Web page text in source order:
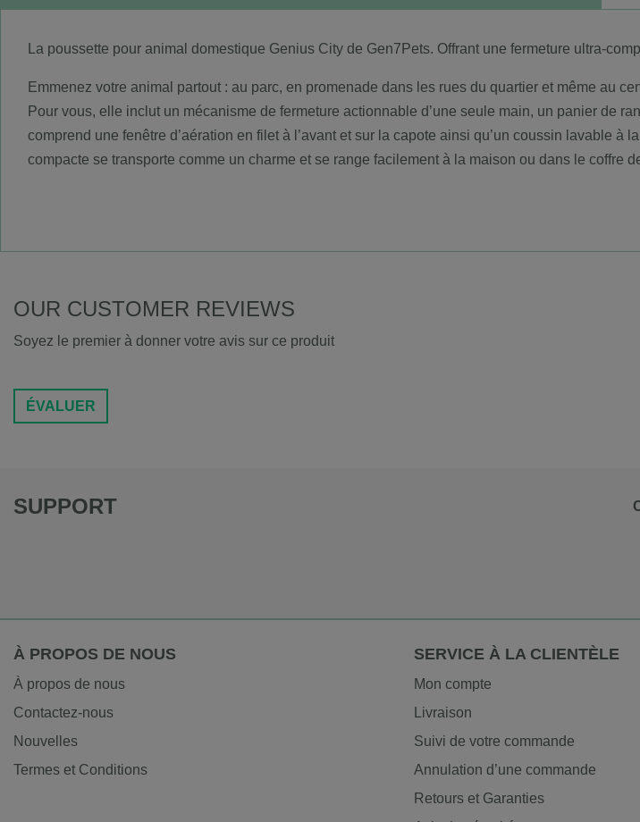
La poussette pour animal domestique Genius City de Gen7Pets. Offrant une fermeture ultra-
Emmenez votre animal partout : au parc, en promenade dans les rues du quartier et même au
Pour vous, elle inclut un mécanisme de fermeture actionnable d’une seule main, un panier de
comprend une fenêtre d’aération en filet à l’avant et sur la capote ainsi qu’un coussin lavable
compacte se transporte comme un charme et se range facilement à la maison ou dans le coffre
OUR CUSTOMER REVIEWS
Soyez le premier à donner votre avis sur ce produit
ÉVALUER
SUPPORT
À PROPOS DE NOUS
À propos de nous
Contactez-nous
Nouvelles
Termes et Conditions
SERVICE À LA CLIENTÈLE
Mon compte
Livraison
Suivi de votre commande
Annulation d’une commande
Retours et Garanties